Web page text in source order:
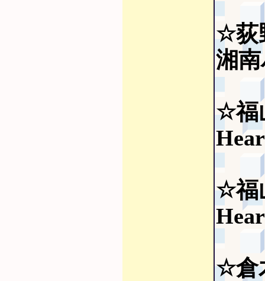
☆荻
湘
☆福
☆福
☆倉